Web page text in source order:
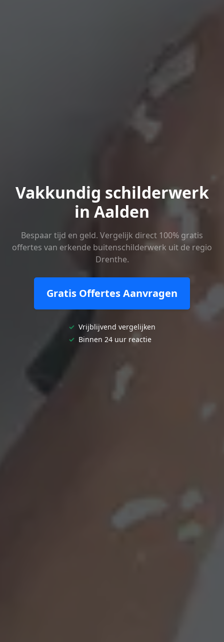
Vakkundig schilderwerk
in Aalden
Bespaar tijd en geld. Vergelijk direct 100% gratis
offertes van erkende buitenschilderwerk uit de regio
Drenthe.
Gratis Offertes Aanvragen
✓ Vrijblijvend vergelijken
✓ Binnen 24 uur reactie